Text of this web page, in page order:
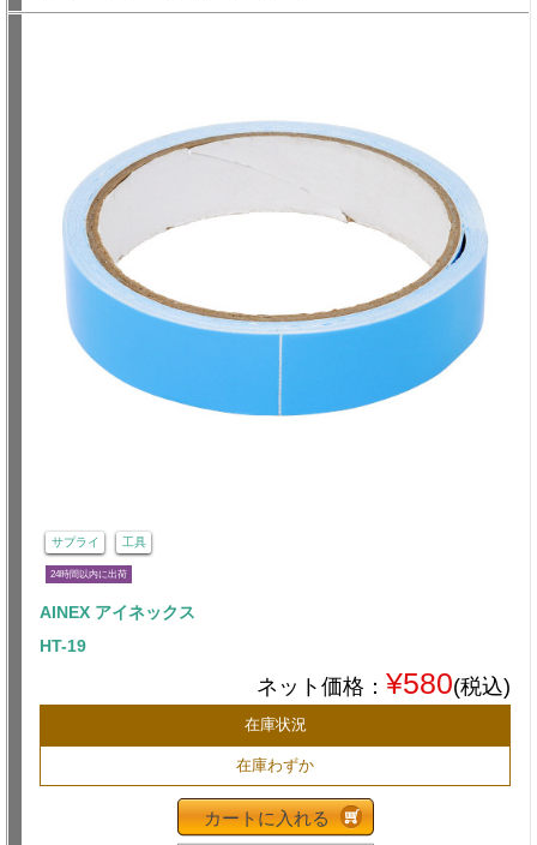
サプライ 工具
24時間以内に出荷
AINEX アイネックス
HT-19
ネット価格： ¥580(税込)
在庫状況
在庫わずか
カートに入れる